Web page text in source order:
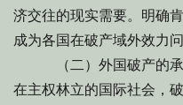
济交往的现实需要。明确
成为各国在破产域外效力
（二）外国破产的承
在主权林立的国际社会，